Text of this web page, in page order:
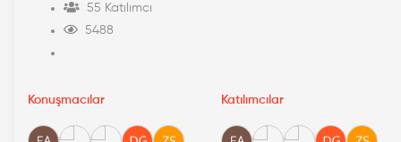
55 Katılımcı
5488
Konuşmacılar Katılımcılar